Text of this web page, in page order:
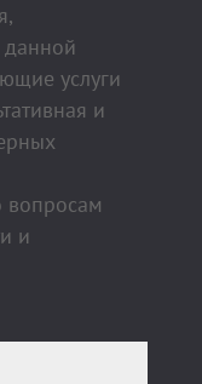
данной
услуги
и
вопросам
и